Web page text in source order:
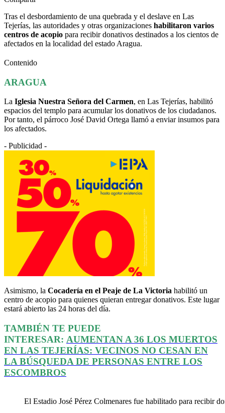
Tras el desbordamiento de una quebrada y el deslave en Las
Tejerías, las autoridades y otras organizaciones habilitaron varios
centros de acopio para recibir donativos destinados a los cientos de
afectados en la localidad del estado Aragua.
Contenido
ARAGUA
La Iglesia Nuestra Señora del Carmen, en Las Tejerías, habilitó
espacios del templo para acumular los donativos de los ciudadanos.
Por tanto, el párroco José David Ortega llamó a enviar insumos para
los afectados.
- Publicidad -
Asimismo, la Cocadería en el Peaje de La Victoria habilitó un
centro de acopio para quienes quieran entregar donativos. Este lugar
estará abierto las 24 horas del día.
TAMBIÉN TE PUEDE
INTERESAR: AUMENTAN A 36 LOS MUERTOS
EN LAS TEJERÍAS: VECINOS NO CESAN EN
LA BÚSQUEDA DE PERSONAS ENTRE LOS
ESCOMBROS
El Estadio José Pérez Colmenares fue habilitado para recibir